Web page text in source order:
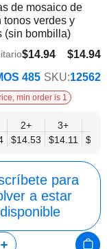
12+
$15.72
15+
$15.21
Info
de mosaico de
tonos verdes y
(sin bombilla)
$14.94
$11.62
$14.94
485 SKU:12562
min order is 1
2+
$14.53
3+
$14.11
para
a estar
disponible